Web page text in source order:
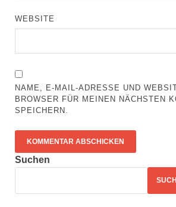
WEBSITE
NAME, E-MAIL-ADRESSE UND
BROWSER FÜR MEINEN NÄCHSTEN
SPEICHERN.
Suchen